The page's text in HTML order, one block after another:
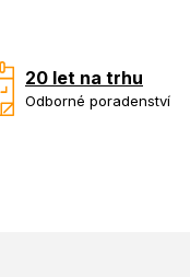
20 let na trhu
Odborné poradenství